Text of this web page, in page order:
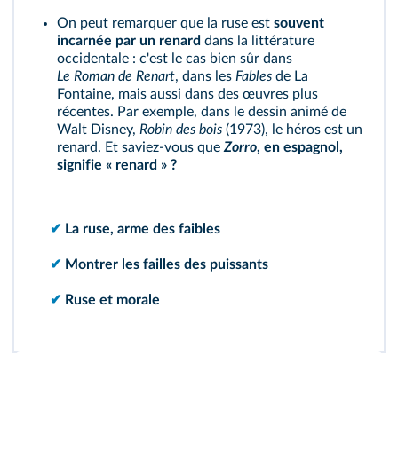
On peut remarquer que la ruse est souvent
incarnée par un renard dans la littérature
occidentale : c'est le cas bien sûr dans
Le Roman de Renart, dans les Fables de La
Fontaine, mais aussi dans des œuvres plus
récentes. Par exemple, dans le dessin animé de
Walt Disney, Robin des bois (1973), le héros est un
renard. Et saviez-vous que Zorro, en espagnol,
signifie « renard » ?
✔ La ruse, arme des faibles
✔ Montrer les failles des puissants
✔ Ruse et morale